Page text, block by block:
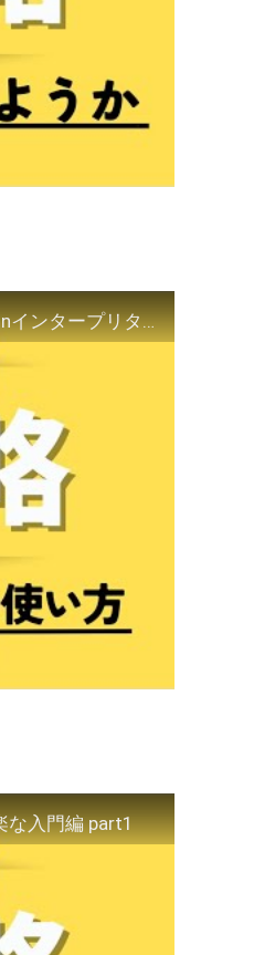
【Pythonの資格】Python3エンジニア認定基礎試験 2章 Pythonインタープリタの使い方
な入門編 part1